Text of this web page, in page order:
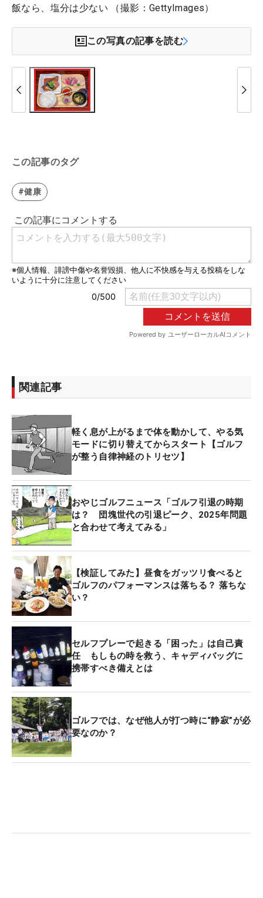
飯なら、塩分は少ない （撮影：GettyImages）
この写真の記事を読む
この記事のタグ
#健康
関連記事
軽く息が上がるまで体を動かして、やる気
モードに切り替えてからスタート【ゴルフ
が整う自律神経のトリセツ】
おやじゴルフニュース「ゴルフ引退の時期
は？ 団塊世代の引退ピーク、2025年問題
と合わせて考えてみる」
【検証してみた】昼食をガッツリ食べると
ゴルフのパフォーマンスは落ちる？ 落ちな
い？
セルフプレーで起きる「困った」は自己責
任 もしもの時を救う、キャディバッグに
携帯すべき備えとは
ゴルフでは、なぜ他人が打つ時に“静寂”が必
要なのか？